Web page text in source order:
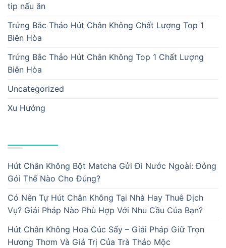
tip nấu ăn
Trứng Bắc Thảo Hút Chân Không Chất Lượng Top 1
Biên Hòa
Trứng Bắc Thảo Hút Chân Không Top 1 Chất Lượng
Biên Hòa
Uncategorized
Xu Hướng
Hút Chân Không Bột Matcha Gửi Đi Nước Ngoài: Đóng
Gói Thế Nào Cho Đúng?
Có Nên Tự Hút Chân Không Tại Nhà Hay Thuê Dịch
Vụ? Giải Pháp Nào Phù Hợp Với Nhu Cầu Của Bạn?
Hút Chân Không Hoa Cúc Sấy – Giải Pháp Giữ Trọn
Hương Thơm Và Giá Trị Của Trà Thảo Mộc